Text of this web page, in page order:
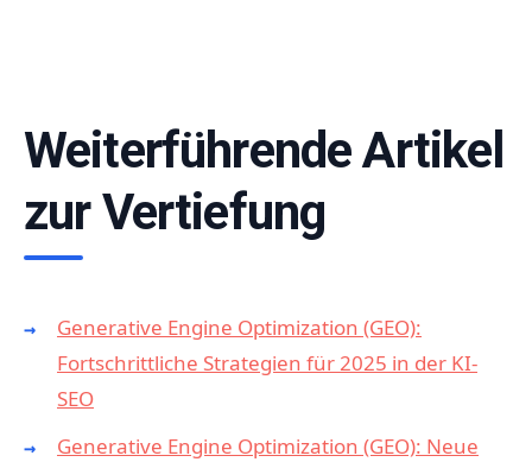
Weiterführende Artikel
zur Vertiefung
Generative Engine Optimization (GEO):
Fortschrittliche Strategien für 2025 in der KI-
SEO
Generative Engine Optimization (GEO): Neue